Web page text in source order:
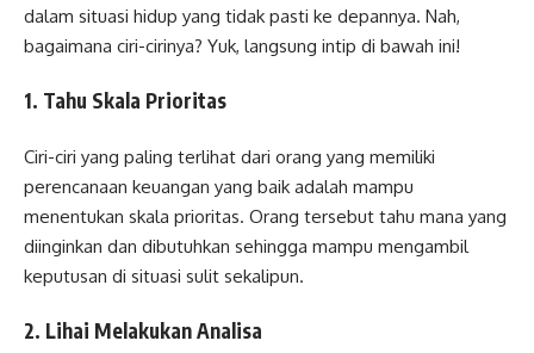
dalam situasi hidup yang tidak pasti ke depannya. Nah,
bagaimana ciri-cirinya? Yuk, langsung intip di bawah ini!
1. Tahu Skala Prioritas
Ciri-ciri yang paling terlihat dari orang yang memiliki
perencanaan keuangan yang baik adalah mampu
menentukan skala prioritas. Orang tersebut tahu mana yang
diinginkan dan dibutuhkan sehingga mampu mengambil
keputusan di situasi sulit sekalipun.
2. Lihai Melakukan Analisa